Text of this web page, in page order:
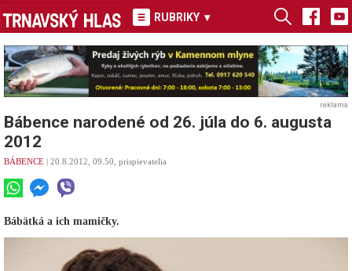
RUBRIKY ▾
reklama
Bábence narodené od 26. júla do 6. augusta
2012
BÁBENCE | 20.8.2012, 09.50, prispievatelia
Bábätká a ich mamičky.